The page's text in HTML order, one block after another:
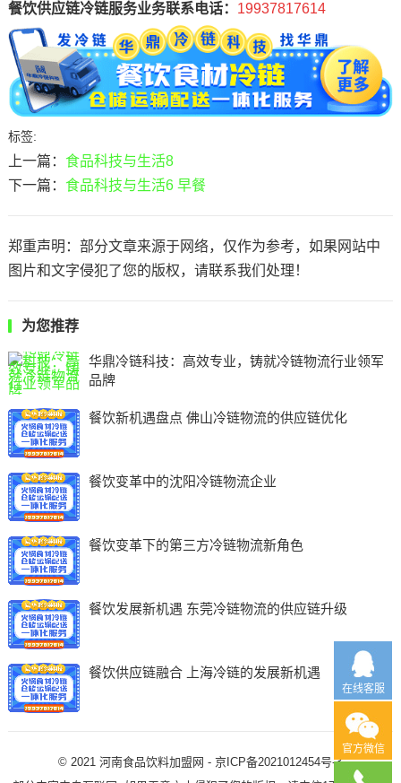
餐饮供应链冷链服务业务联系电话： 19937817614
标签:
上一篇： 食品科技与生活8
下一篇： 食品科技与生活6 早餐
郑重声明：部分文章来源于网络，仅作为参考，如果网站中
图片和文字侵犯了您的版权，请联系我们处理！
为您推荐
华鼎冷链科技：高效专业，铸就冷链物流行业领军
品牌
餐饮新机遇盘点 佛山冷链物流的供应链优化
餐饮变革中的沈阳冷链物流企业
餐饮变革下的第三方冷链物流新角色
餐饮发展新机遇 东莞冷链物流的供应链升级
餐饮供应链融合 上海冷链的发展新机遇
© 2021河南食品饮料加盟网 -京ICP备2021012454号-3
在线客服
官方微信